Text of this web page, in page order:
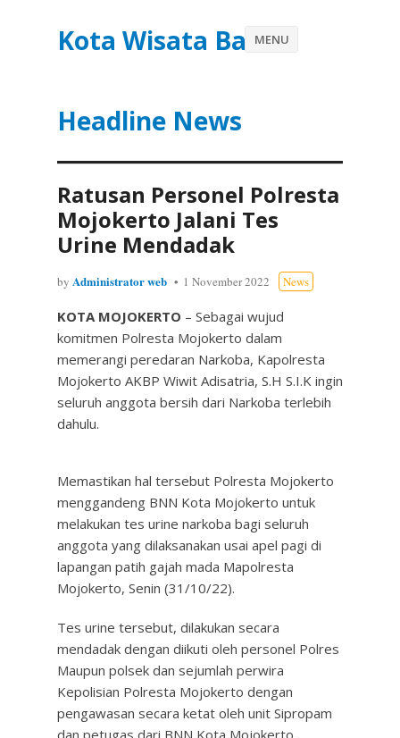
Kota Wisata Batu
Headline News
MENU
Ratusan Personel Polresta
Mojokerto Jalani Tes
Urine Mendadak
by Administrator web 1 November 2022 News
KOTA MOJOKERTO – Sebagai wujud
komitmen Polresta Mojokerto dalam
memerangi peredaran Narkoba, Kapolresta
Mojokerto AKBP Wiwit Adisatria, S.H S.I.K ingin
seluruh anggota bersih dari Narkoba terlebih
dahulu.
Memastikan hal tersebut Polresta Mojokerto
menggandeng BNN Kota Mojokerto untuk
melakukan tes urine narkoba bagi seluruh
anggota yang dilaksanakan usai apel pagi di
lapangan patih gajah mada Mapolresta
Mojokerto, Senin (31/10/22).
Tes urine tersebut, dilakukan secara
mendadak dengan diikuti oleh personel Polres
Maupun polsek dan sejumlah perwira
Kepolisian Polresta Mojokerto dengan
pengawasan secara ketat oleh unit Sipropam
dan petugas dari BNN Kota Mojokerto.